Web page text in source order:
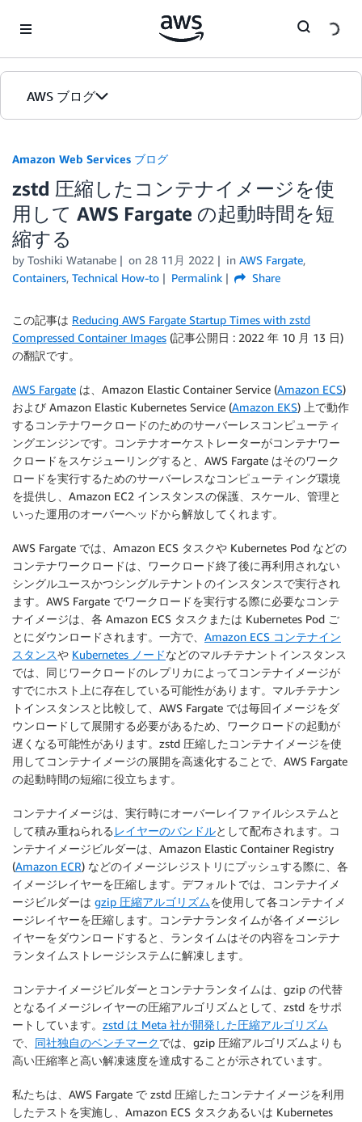
AWS ブログ
カテゴリ
エディション
Amazon Web Services ブログ
zstd 圧縮したコンテナイメージを使
用して AWS Fargate の起動時間を短
縮する
by Toshiki Watanabe on 28 11月 2022 in AWS Fargate,
Containers, Technical How-to Permalink Share
この記事は Reducing AWS Fargate Startup Times with zstd
Compressed Container Images (記事公開日 : 2022 年 10 月 13 日)
の翻訳です。
AWS Fargate は、Amazon Elastic Container Service (Amazon ECS)
および Amazon Elastic Kubernetes Service (Amazon EKS) 上で動作
するコンテナワークロードのためのサーバーレスコンピューティ
ングエンジンです。コンテナオーケストレーターがコンテナワー
クロードをスケジューリングすると、AWS Fargate はそのワーク
ロードを実行するためのサーバーレスなコンピューティング環境
を提供し、Amazon EC2 インスタンスの保護、スケール、管理と
いった運用のオーバーヘッドから解放してくれます。
AWS Fargate では、Amazon ECS タスクや Kubernetes Pod などの
コンテナワークロードは、ワークロード終了後に再利用されない
シングルユースかつシングルテナントのインスタンスで実行され
ます。AWS Fargate でワークロードを実行する際に必要なコンテ
ナイメージは、各 Amazon ECS タスクまたは Kubernetes Pod ご
とにダウンロードされます。一方で、 Amazon ECS コンテナイン
スタンスや Kubernetes ノードなどのマルチテナントインスタンス
では、同じワークロードのレプリカによってコンテナイメージが
すでにホスト上に存在している可能性があります。マルチテナン
トインスタンスと比較して、AWS Fargate では毎回イメージをダ
ウンロードして展開する必要があるため、ワークロードの起動が
遅くなる可能性があります。zstd 圧縮したコンテナイメージを使
用してコンテナイメージの展開を高速化することで、AWS Fargate
の起動時間の短縮に役立ちます。
コンテナイメージは、実行時にオーバーレイファイルシステムと
して積み重ねられる レイヤーのバンドルとして配布されます。コ
ンテナイメージビルダーは、Amazon Elastic Container Registry
(Amazon ECR) などのイメージレジストリにプッシュする際に、各
イメージレイヤーを圧縮します。デフォルトでは、コンテナイメ
ージビルダーは gzip 圧縮アルゴリズムを使用して各コンテナイメ
ージレイヤーを圧縮します。コンテナランタイムが各イメージレ
イヤーをダウンロードすると、ランタイムはその内容をコンテナ
ランタイムストレージシステムに解凍します。
コンテナイメージビルダーとコンテナランタイムは、gzip の代替
となるイメージレイヤーの圧縮アルゴリズムとして、zstd をサポ
ートしています。 zstd は Meta 社が開発した圧縮アルゴリズム
で、 同社独自のベンチマークでは、gzip 圧縮アルゴリズムよりも
高い圧縮率と高い解凍速度を達成することが示されています。
私たちは、AWS Fargate で zstd 圧縮したコンテナイメージを利用
したテストを実施し、Amazon ECS タスクあるいは Kubernetes